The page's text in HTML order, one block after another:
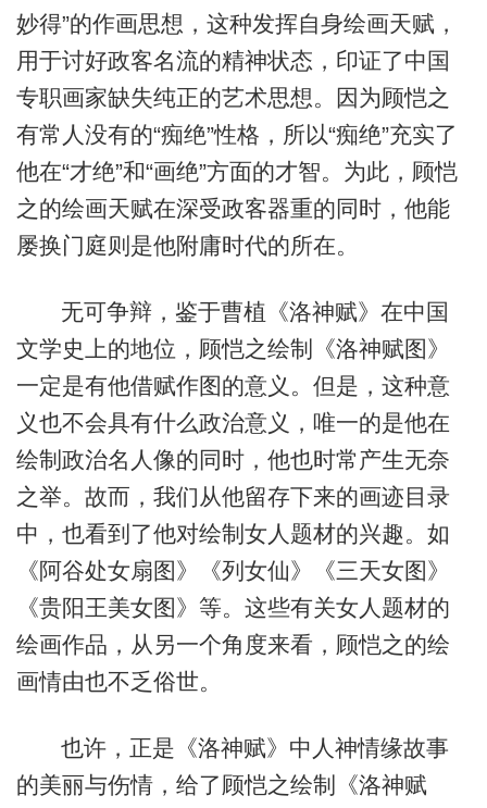
妙得”的作画思想，这种发挥自身绘画天赋，
用于讨好政客名流的精神状态，印证了中国
专职画家缺失纯正的艺术思想。因为顾恺之
有常人没有的“痴绝”性格，所以“痴绝”充实了
他在“才绝”和“画绝”方面的才智。为此，顾恺
之的绘画天赋在深受政客器重的同时，他能
屡换门庭则是他附庸时代的所在。
无可争辩，鉴于曹植《洛神赋》在中国
文学史上的地位，顾恺之绘制《洛神赋图》
一定是有他借赋作图的意义。但是，这种意
义也不会具有什么政治意义，唯一的是他在
绘制政治名人像的同时，他也时常产生无奈
之举。故而，我们从他留存下来的画迹目录
中，也看到了他对绘制女人题材的兴趣。如
《阿谷处女扇图》《列女仙》《三天女图》
《贵阳王美女图》等。这些有关女人题材的
绘画作品，从另一个角度来看，顾恺之的绘
画情由也不乏俗世。
也许，正是《洛神赋》中人神情缘故事
的美丽与伤情，给了顾恺之绘制《洛神赋